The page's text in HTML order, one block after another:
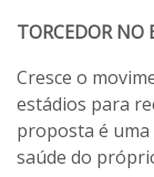
TORCEDOR NO
Cresce o
estádios para
proposta é
saúde do